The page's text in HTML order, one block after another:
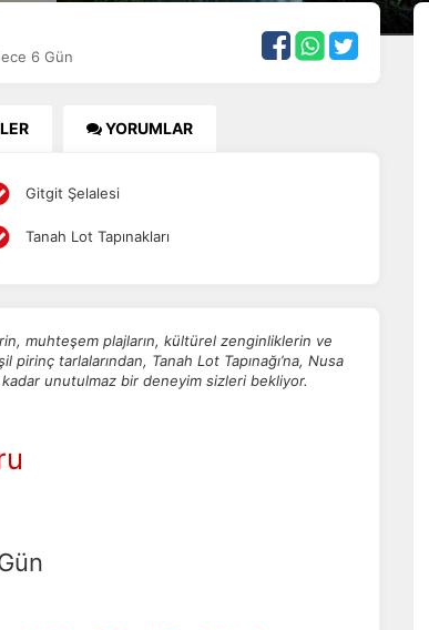
6 Gün
YORUMLAR
Gitgit Şelalesi
Tanah Lot Tapınakları
muhteşem plajların, kültürel zenginliklerin ve
tarlalarından, Tanah Lot Tapınağı’na, Nusa
unutulmaz bir deneyim sizleri bekliyor.